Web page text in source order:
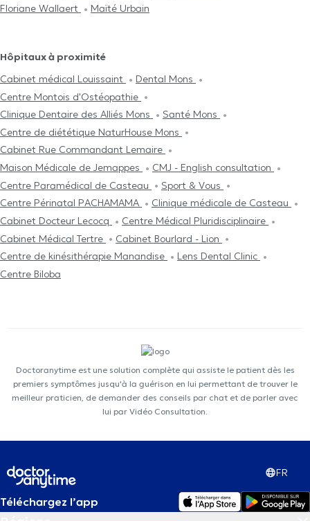
Floriane Wallaert
Maïté Urbain
Hôpitaux à proximité
Cabinet médical Louissaint
Dental Mons
Centre Μontois d'Ostéopathie
Clinique Dentaire des Alliés Mons
Santé Mons
Centre de diététique NaturHouse Mons
Cabinet Rue Commandant Lemaire
Maison Médicale de Jemappes
CMJ - English consultation
Centre Paramédical de Casteau
Sport & Vous
Centre Périnatal PACHAMAMA
Clinique médicale de Casteau
Cabinet Docteur Lecocq
Centre Médical Pluridisciplinaire
Cabinet Médical Tertre
Cabinet Bourlard - Lion
Centre de kinésithérapie Manandise
Lens Dental Clinic
Centre Biloba
Doctoranytime est une solution complète qui assiste le patient dès les
premiers symptômes jusqu'à la guérison en lui permettant de trouver le
meilleur praticien, de demander des conseils par chat et de parler avec
lui par Vidéo Consultation.
FR
Téléchargez l’app